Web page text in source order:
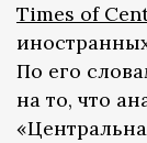
Times of
По его
на то, что